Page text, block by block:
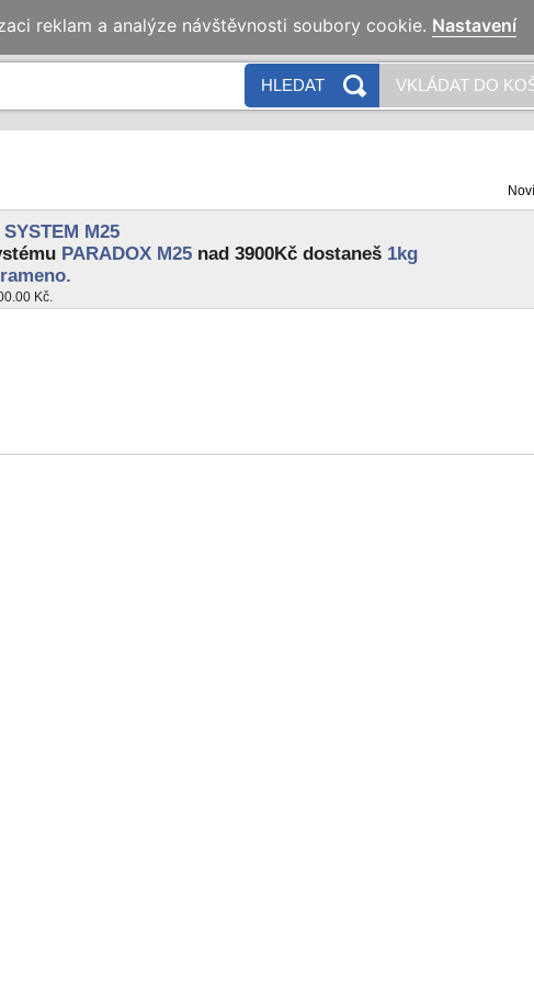
Naše
HLEDAT VKLÁDAT DO
M25
PARADOX M25nad 3900Kč dostaneš 1kg
Kč.
reklam a analýze návštěvnosti soubory cookie. Nastavení